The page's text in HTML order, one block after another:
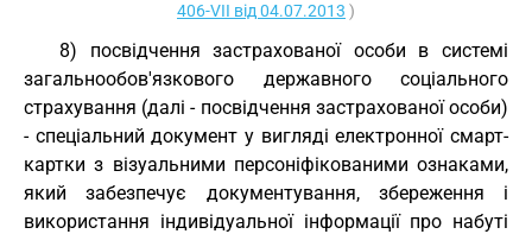
406-VII від 04.07.2013 )
8) посвідчення застрахованої особи в системі
загальнообов'язкового державного соціального
страхування (далі - посвідчення застрахованої особи)
- спеціальний документ у вигляді електронної смарт-
картки з візуальними персоніфікованими ознаками,
який забезпечує документування, збереження і
використання індивідуальної інформації про набуті